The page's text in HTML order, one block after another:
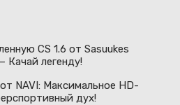
CS 1.6 от Sasuukes
Качай легенду!
NAVI: Максимальное HD-
дух!